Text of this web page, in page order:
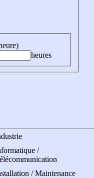
heures
/
/ Maintenance